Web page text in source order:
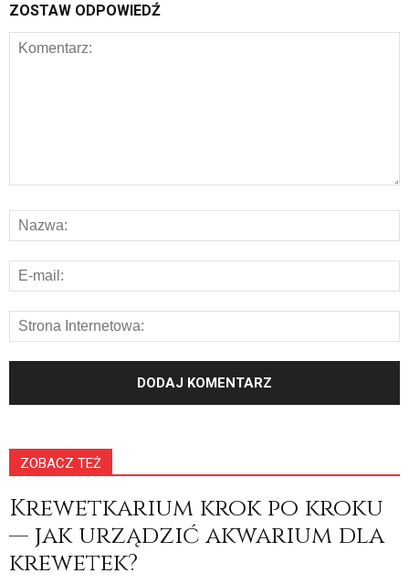
ZOSTAW ODPOWIEDŹ
ZOBACZ TEŻ
Krewetkarium krok po kroku
— jak urządzić akwarium dla
krewetek?